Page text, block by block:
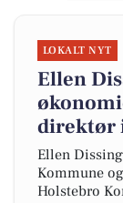
LOKALT NYT
Ellen
direktør
Ellen
Kommune
Holstebro